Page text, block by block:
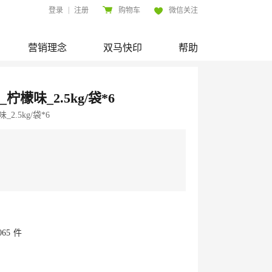
登录 注册 购物车 微信关注
营销理念 双马快印 帮助
檬味_2.5kg/袋*6
_2.5kg/袋*6
件